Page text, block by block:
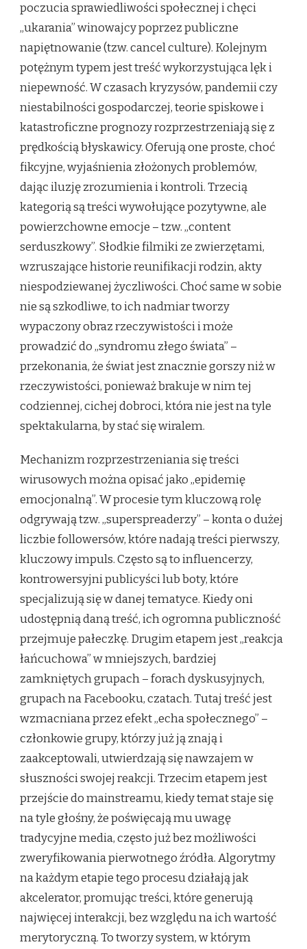
poczucia sprawiedliwości społecznej i chęci
„ukarania” winowajcy poprzez publiczne
napiętnowanie (tzw. cancel culture). Kolejnym
potężnym typem jest treść wykorzystująca lęk i
niepewność. W czasach kryzysów, pandemii czy
niestabilności gospodarczej, teorie spiskowe i
katastroficzne prognozy rozprzestrzeniają się z
prędkością błyskawicy. Oferują one proste, choć
fikcyjne, wyjaśnienia złożonych problemów,
dając iluzję zrozumienia i kontroli. Trzecią
kategorią są treści wywołujące pozytywne, ale
powierzchowne emocje – tzw. „content
serduszkowy”. Słodkie filmiki ze zwierzętami,
wzruszające historie reunifikacji rodzin, akty
niespodziewanej życzliwości. Choć same w sobie
nie są szkodliwe, to ich nadmiar tworzy
wypaczony obraz rzeczywistości i może
prowadzić do „syndromu złego świata” –
przekonania, że świat jest znacznie gorszy niż w
rzeczywistości, ponieważ brakuje w nim tej
codziennej, cichej dobroci, która nie jest na tyle
spektakularna, by stać się wiralem.
Mechanizm rozprzestrzeniania się treści
wirusowych można opisać jako „epidemię
emocjonalną”. W procesie tym kluczową rolę
odgrywają tzw. „superspreaderzy” – konta o dużej
liczbie followersów, które nadają treści pierwszy,
kluczowy impuls. Często są to influencerzy,
kontrowersyjni publicyści lub boty, które
specjalizują się w danej tematyce. Kiedy oni
udostępnią daną treść, ich ogromna publiczność
przejmuje pałeczkę. Drugim etapem jest „reakcja
łańcuchowa” w mniejszych, bardziej
zamkniętych grupach – forach dyskusyjnych,
grupach na Facebooku, czatach. Tutaj treść jest
wzmacniana przez efekt „echa społecznego” –
członkowie grupy, którzy już ją znają i
zaakceptowali, utwierdzają się nawzajem w
słuszności swojej reakcji. Trzecim etapem jest
przejście do mainstreamu, kiedy temat staje się
na tyle głośny, że poświęcają mu uwagę
tradycyjne media, często już bez możliwości
zweryfikowania pierwotnego źródła. Algorytmy
na każdym etapie tego procesu działają jak
akcelerator, promując treści, które generują
najwięcej interakcji, bez względu na ich wartość
merytoryczną. To tworzy system, w którym